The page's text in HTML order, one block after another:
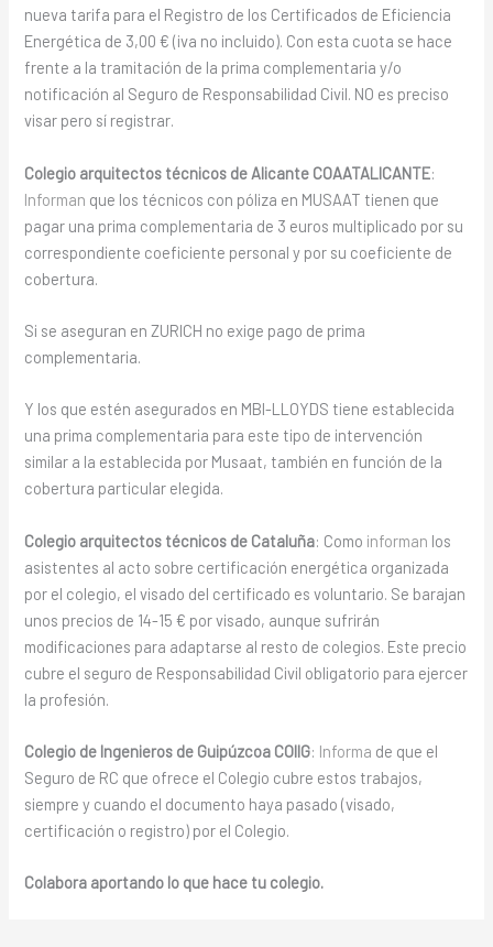
nueva tarifa para el Registro de los Certificados de Eficiencia
Energética de 3,00 € (iva no incluido). Con esta cuota se hace
frente a la tramitación de la prima complementaria y/o
notificación al Seguro de Responsabilidad Civil. NO es preciso
visar pero sí registrar.
Colegio arquitectos técnicos de Alicante COAATALICANTE:
Informan que los técnicos con póliza en MUSAAT tienen que
pagar una prima complementaria de 3 euros multiplicado por su
correspondiente coeficiente personal y por su coeficiente de
cobertura.
Si se aseguran en ZURICH no exige pago de prima
complementaria.
Y los que estén asegurados en MBI-LLOYDS tiene establecida
una prima complementaria para este tipo de intervención
similar a la establecida por Musaat, también en función de la
cobertura particular elegida.
Colegio arquitectos técnicos de Cataluña: Como informan los
asistentes al acto sobre certificación energética organizada
por el colegio, el visado del certificado es voluntario. Se barajan
unos precios de 14-15 € por visado, aunque sufrirán
modificaciones para adaptarse al resto de colegios. Este precio
cubre el seguro de Responsabilidad Civil obligatorio para ejercer
la profesión.
Colegio de Ingenieros de Guipúzcoa COIIG: Informa de que el
Seguro de RC que ofrece el Colegio cubre estos trabajos,
siempre y cuando el documento haya pasado (visado,
certificación o registro) por el Colegio.
Colabora aportando lo que hace tu colegio.